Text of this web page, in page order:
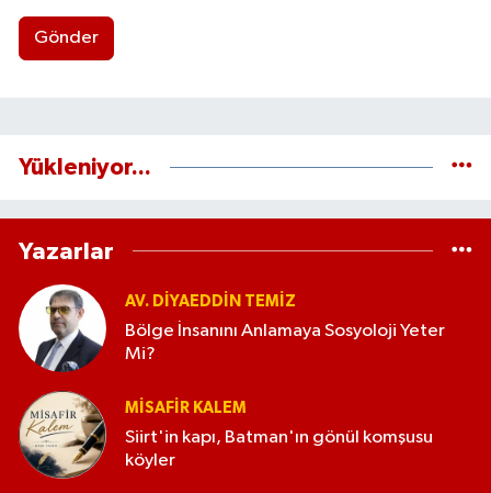
Gönder
Yükleniyor...
Yazarlar
AV. DIYAEDDIN TEMIZ
Bölge İnsanını Anlamaya Sosyoloji Yeter
Mi?
MISAFIR KALEM
Siirt'in kapı, Batman'ın gönül komşusu
köyler